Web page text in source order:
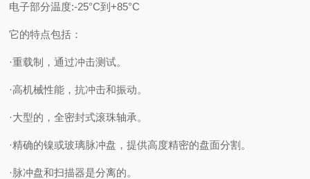
电子部分温度:-25°C到+85°C
它的特点包括：
·重载制，通过冲击测试。
·高机械性能，抗冲击和振动。
·大型的，全密封式滚珠轴承。
·精确的镍或玻璃脉冲盘，提供高度精密的盘面分割。
·脉冲盘和扫描器是分离的。